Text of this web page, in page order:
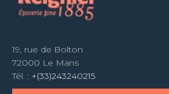
19, rue de Bolton
72000 Le Mans
Tél. : +(33)243240215